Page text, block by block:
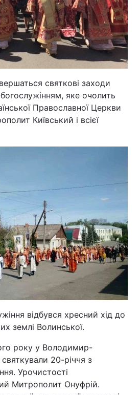
святкові заходи
яке очолить
Православної Церкви
Київський і всієї
відбувся хресний хід до
землі Волинської.
року у Володимир-
святкували 20-річчя з
Урочистості
Митрополит Онуфрій.